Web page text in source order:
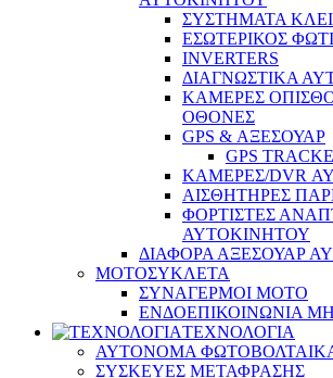
ΣΥΣΤΗΜΑΤΑ
ΕΣΩΤΕΡΙΚΟΣ
INVERTERS
ΔΙΑΓΝΩΣΤΙΚΑ
ΚΑΜΕΡΕΣ
ΟΘΟΝΕΣ
GPS & ΑΞΕΣΟΥΑΡ
GPS
ΚΑΜΕΡΕΣ/DVR
ΑΙΣΘΗΤΗΡΕΣ
ΦΟΡΤΙΣΤΕΣ
ΑΥΤΟΚΙΝΗΤΟΥ
ΔΙΑΦΟΡΑ ΑΞΕΣΟΥΑΡ
ΜΟΤΟΣΥΚΛΕΤΑ
ΣΥΝΑΓΕΡΜΟΙ ΜΟΤΟ
ΕΝΔΟΕΠΙΚΟΙΝΩΝΙΑ
ΤΕΧΝΟΛΟΓΙΑ
ΑΥΤΟΝΟΜΑ
ΣΥΣΚΕΥΕΣ ΜΕΤΑΦΡΑΣΗΣ